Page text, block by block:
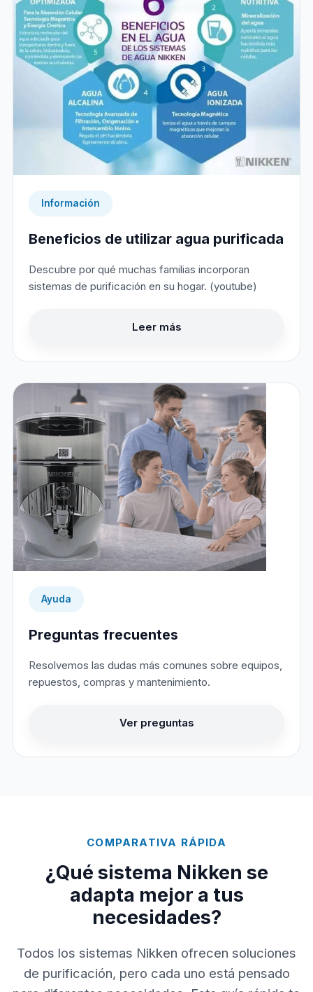
Información
Beneficios de utilizar agua purificada
Descubre por qué muchas familias incorporan
sistemas de purificación en su hogar. (youtube)
Leer más
Ayuda
Preguntas frecuentes
Resolvemos las dudas más comunes sobre equipos,
repuestos, compras y mantenimiento.
Ver preguntas
COMPARATIVA RÁPIDA
¿Qué sistema Nikken se
adapta mejor a tus
necesidades?
Todos los sistemas Nikken ofrecen soluciones
de purificación, pero cada uno está pensado